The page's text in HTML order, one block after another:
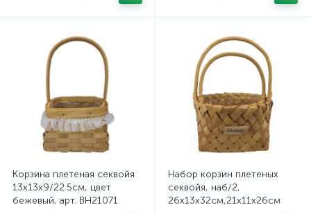
Корзина плетеная секвойя
13х13х9/22.5см, цвет
бежевый, арт. BH21071
Набор корзин плетеных
секвойя, наб/2,
26x13x32см,21х11х26см